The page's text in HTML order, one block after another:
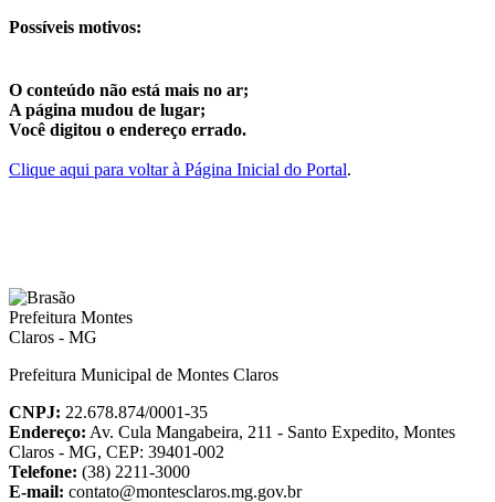
Possíveis motivos:
O conteúdo não está mais no ar;
A página mudou de lugar;
Você digitou o endereço errado.
Clique aqui para voltar à Página Inicial do Portal.
Prefeitura Municipal de Montes Claros
CNPJ: 22.678.874/0001-35
Endereço: Av. Cula Mangabeira, 211 - Santo Expedito, Montes
Claros - MG, CEP: 39401-002
Telefone: (38) 2211-3000
E-mail: contato@montesclaros.mg.gov.br